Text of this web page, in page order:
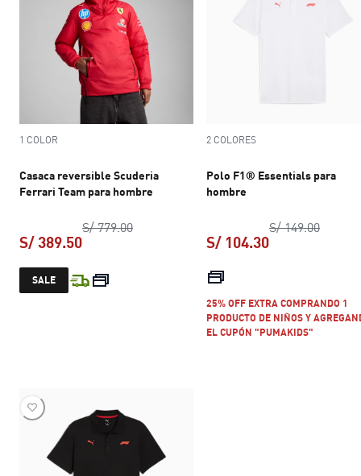
1 COLOR
Casaca reversible Scuderia
Ferrari Team para hombre
S/ 779.00precio original S/ 779.00
S/ 389.50
precio actual S/ 389.50
SALE
2 COLORES
Polo F1® Essentials para
hombre
S/ 149.00precio
S/ 104.30
25% OFF EXTRA COMPRANDO 1
PRODUCTO DE NIÑOS Y
EL CUPÓN "PUMAKIDS"